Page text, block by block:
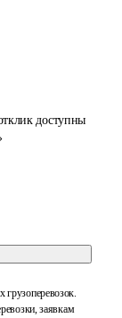
доступны
заявкам